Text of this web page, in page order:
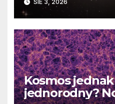
SIE 3, 2026
Kosmos
jednorodny?